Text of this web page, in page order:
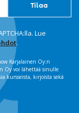
Lue
.
Karjalainen Oy:n
Oy voi lähettää sinulle
kursseista, kirjoista sekä